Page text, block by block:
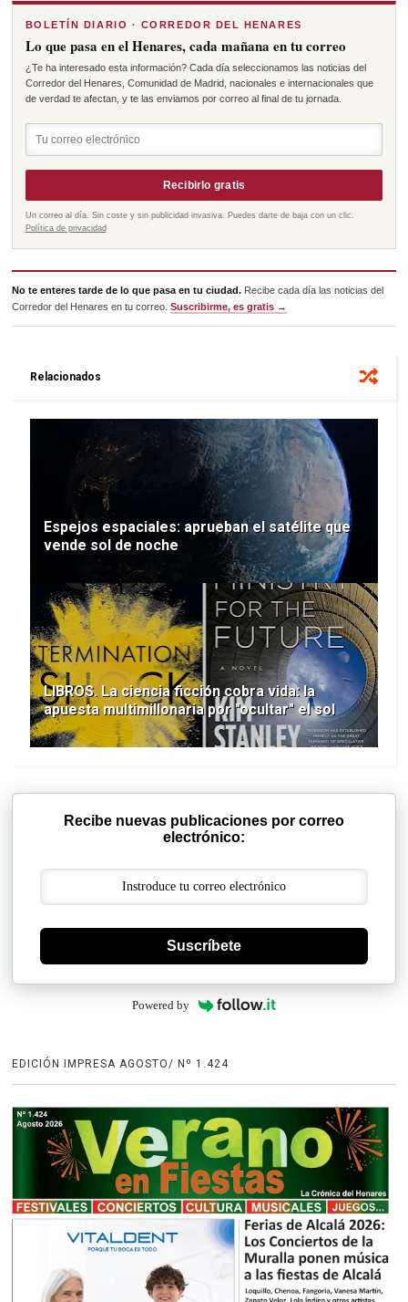
BOLETÍN DIARIO · CORREDOR DEL HENARES
Lo que pasa en el Henares, cada mañana en tu correo
¿Te ha interesado esta información? Cada día seleccionamos las noticias del
Corredor del Henares, Comunidad de Madrid, nacionales e internacionales que
de verdad te afectan, y te las enviamos por correo al final de tu jornada.
Recibirlo gratis
Un correo al día. Sin coste y sin publicidad invasiva. Puedes darte de baja con un clic.
Política de privacidad
No te enteres tarde de lo que pasa en tu ciudad. Recibe cada día las noticias del
Corredor del Henares en tu correo.Suscribirme, es gratis →
Relacionados
Espejos espaciales: aprueban el satélite que
vende sol de noche
LIBROS. La ciencia ficción cobra vida: la
apuesta multimillonaria por "ocultar" el sol
Recibe nuevas publicaciones por correo
electrónico:
Suscríbete
Powered by
EDICIÓN IMPRESA AGOSTO/ Nº 1.424